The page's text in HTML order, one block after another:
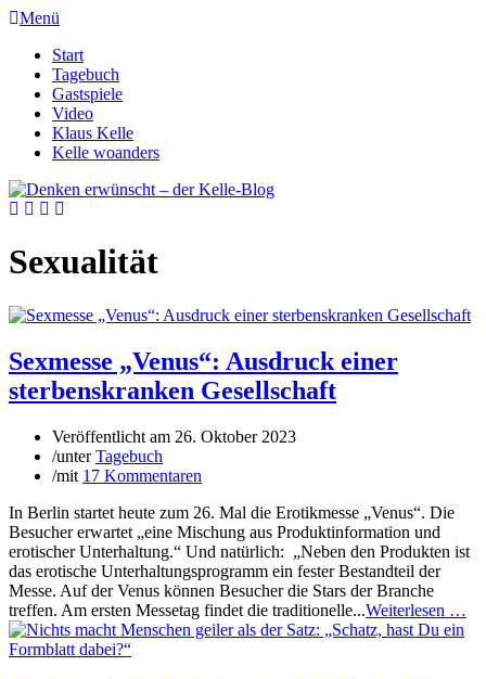
Menü
Start
Tagebuch
Gastspiele
Video
Klaus Kelle
Kelle woanders
Sexualität
Sexmesse „Venus“: Ausdruck einer
sterbenskranken Gesellschaft
Veröffentlicht am 26. Oktober 2023
/unterTagebuch
/mit 17 Kommentaren
In Berlin startet heute zum 26. Mal die Erotikmesse „Venus“. Die
Besucher erwartet „eine Mischung aus Produktinformation und
erotischer Unterhaltung.“ Und natürlich: „Neben den Produkten ist
das erotische Unterhaltungsprogramm ein fester Bestandteil der
Messe. Auf der Venus können Besucher die Stars der Branche
treffen. Am ersten Messetag findet die traditionelle...Weiterlesen …